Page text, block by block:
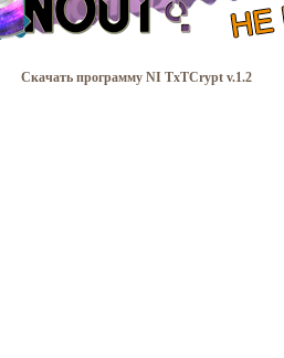
Скачать программу NI TxTCrypt v.1.2